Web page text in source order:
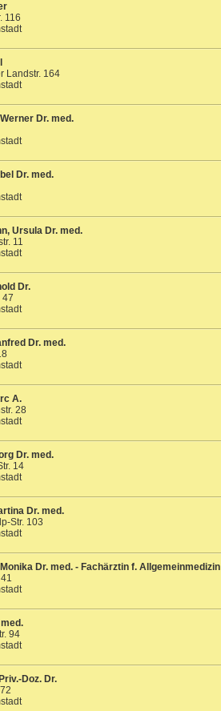
116
Landstr. 164
Dr. med.
Dr. med.
Ursula Dr. med.
11
Dr.
47
Dr. med.
A.
28
Dr. med.
14
Dr. med.
Str. 103
Dr. med. - Fachärztin f. Allgemeinmedizin
94
Doz. Dr.